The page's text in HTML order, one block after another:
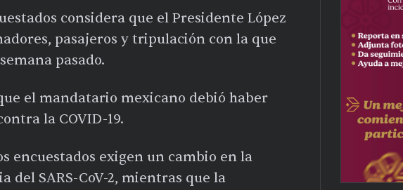
considera que el Presidente López
pasajeros y tripulación con la que
pasado.
el mandatario mexicano debió haber
la COVID-19.
encuestados exigen un cambio en la
del SARS-CoV-2, mientras que la